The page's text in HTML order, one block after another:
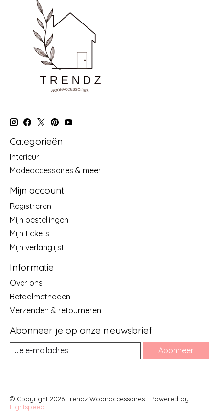
Categorieën
Interieur
Modeaccessoires & meer
Mijn account
Registreren
Mijn bestellingen
Mijn tickets
Mijn verlanglijst
Informatie
Over ons
Betaalmethoden
Verzenden & retourneren
Abonneer je op onze nieuwsbrief
Abonneer
© Copyright 2026 Trendz Woonaccessoires - Powered by
Lightspeed